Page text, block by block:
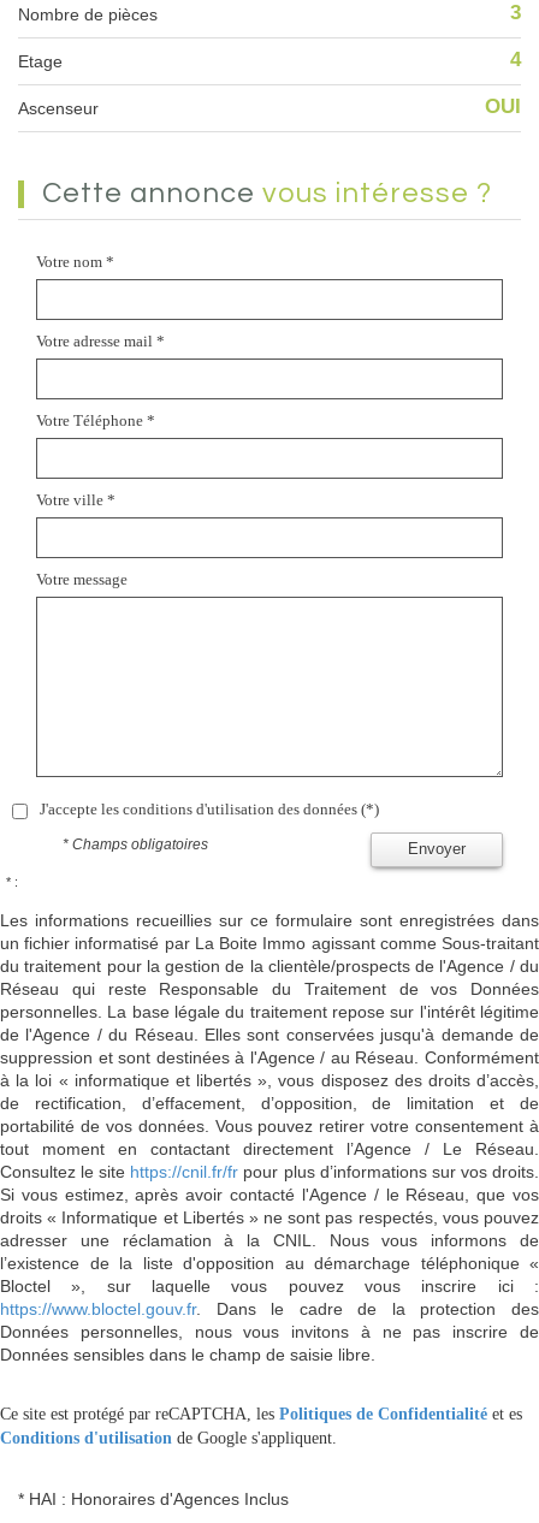
Nombre de pièces 3
Etage 4
Ascenseur OUI
cette annonce vous intéresse ?
Votre nom *
Votre adresse mail *
Votre Téléphone *
Votre ville *
Votre message
J'accepte les conditions d'utilisation des données (*)
Envoyer
* Champs obligatoires
* :
Les informations recueillies sur ce formulaire sont enregistrées dans
un fichier informatisé par La Boite Immo agissant comme Sous-traitant
du traitement pour la gestion de la clientèle/prospects de l'Agence / du
Réseau qui reste Responsable du Traitement de vos Données
personnelles. La base légale du traitement repose sur l'intérêt légitime
de l'Agence / du Réseau. Elles sont conservées jusqu'à demande de
suppression et sont destinées à l'Agence / au Réseau. Conformément
à la loi « informatique et libertés », vous disposez des droits d’accès,
de rectification, d’effacement, d’opposition, de limitation et de
portabilité de vos données. Vous pouvez retirer votre consentement à
tout moment en contactant directement l’Agence / Le Réseau.
Consultez le site https://cnil.fr/fr pour plus d’informations sur vos droits.
Si vous estimez, après avoir contacté l'Agence / le Réseau, que vos
droits « Informatique et Libertés » ne sont pas respectés, vous pouvez
adresser une réclamation à la CNIL. Nous vous informons de
l’existence de la liste d'opposition au démarchage téléphonique «
Bloctel », sur laquelle vous pouvez vous inscrire ici :
https://www.bloctel.gouv.fr. Dans le cadre de la protection des
Données personnelles, nous vous invitons à ne pas inscrire de
Données sensibles dans le champ de saisie libre.
Ce site est protégé par reCAPTCHA, les Politiques de Confidentialité et es
Conditions d'utilisation de Google s'appliquent.
* HAI : Honoraires d'Agences Inclus